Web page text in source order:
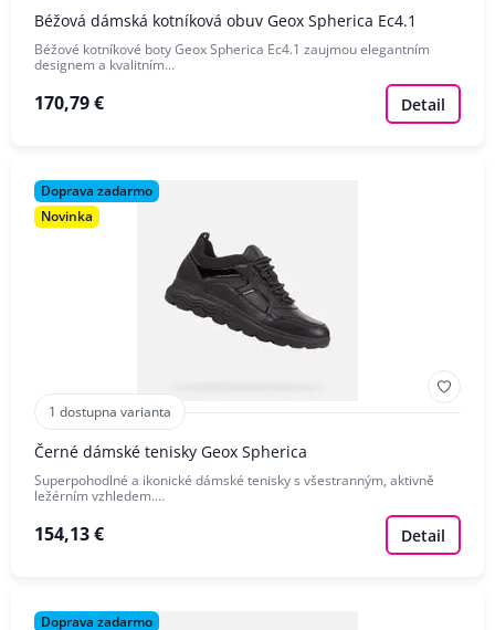
Béžová dámská kotníková obuv Geox Spherica Ec4.1
Béžové kotníkové boty Geox Spherica Ec4.1 zaujmou elegantním
designem a kvalitním…
170,79 € Detail
Doprava zadarmo
Novinka
1 dostupna varianta
Černé dámské tenisky Geox Spherica
Superpohodlné a ikonické dámské tenisky s všestranným, aktivně
ležérním vzhledem.…
154,13 € Detail
Doprava zadarmo